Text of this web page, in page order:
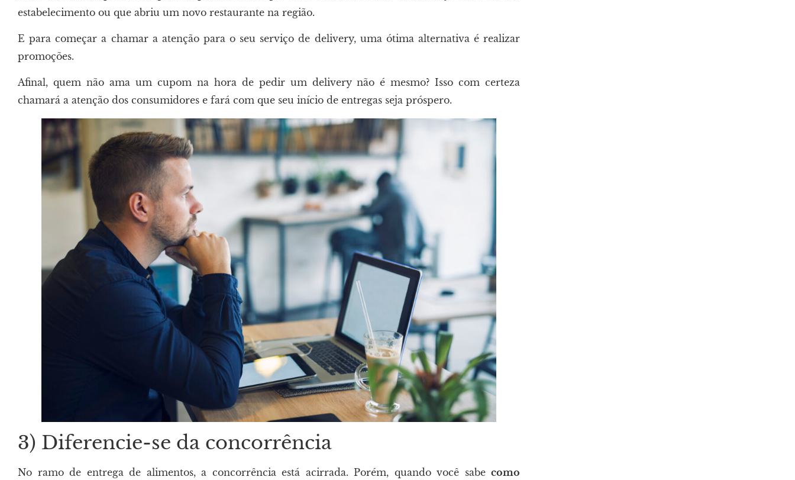
estabelecimento ou que abriu um novo restaurante na região.
E para começar a chamar a atenção para o seu serviço de delivery, uma ótima alternativa é realizar
promoções.
Afinal, quem não ama um cupom na hora de pedir um delivery não é mesmo? Isso com certeza
chamará a atenção dos consumidores e fará com que seu início de entregas seja próspero.
3) Diferencie-se da concorrência
No ramo de entrega de alimentos, a concorrência está acirrada. Porém, quando você sabecomo